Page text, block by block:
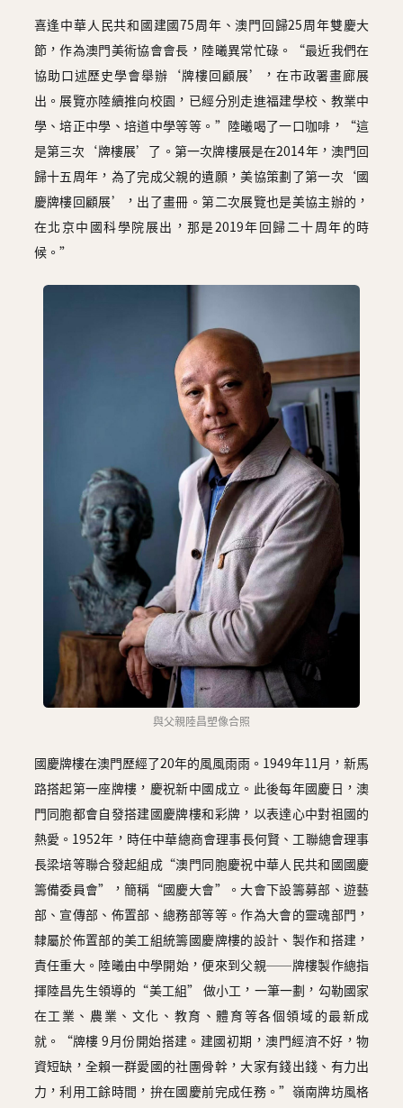
喜逢中華人民共和國建國75周年、澳門回歸25周年雙慶大
節，作為澳門美術協會會長，陸曦異常忙碌。“最近我們在
協助口述歷史學會舉辦‘牌樓回顧展’，在市政署畫廊展
出。展覽亦陸續推向校園，已經分別走進福建學校、教業中
學、培正中學、培道中學等等。”陸曦喝了一口咖啡，“這
是第三次‘牌樓展’了。第一次牌樓展是在2014年，澳門回
歸十五周年，為了完成父親的遺願，美協策劃了第一次‘國
慶牌樓回顧展’，出了畫冊。第二次展覽也是美協主辦的，
在北京中國科學院展出，那是2019年回歸二十周年的時
候。”
與父親陸昌塑像合照
國慶牌樓在澳門歷經了20年的風風雨雨。1949年11月，新馬
路搭起第一座牌樓，慶祝新中國成立。此後每年國慶日，澳
門同胞都會自發搭建國慶牌樓和彩牌，以表達心中對祖國的
熱愛。1952年，時任中華總商會理事長何賢、工聯總會理事
長梁培等聯合發起組成“澳門同胞慶祝中華人民共和國國慶
籌備委員會”，簡稱“國慶大會”。大會下設籌募部、遊藝
部、宣傳部、佈置部、總務部等等。作為大會的靈魂部門，
隸屬於佈置部的美工組統籌國慶牌樓的設計、製作和搭建，
責任重大。陸曦由中學開始，便來到父親──牌樓製作總指
揮陸昌先生領導的“美工組” 做小工，一筆一劃，勾勒國家
在工業、農業、文化、教育、體育等各個領域的最新成
就。“牌樓 9月份開始搭建。建國初期，澳門經濟不好，物
資短缺，全賴一群愛國的社團骨幹，大家有錢出錢、有力出
力，利用工餘時間，拚在國慶前完成任務。”嶺南牌坊風格